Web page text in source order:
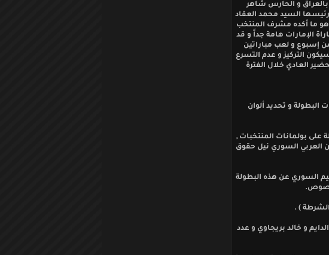
و الحارس شاهر
رئيسها السيد محمد العقاد
هو ما أكده مشرف المنتخب
الإمارات هامة جداً و قد
إسبوع و لعب مباراتين
التركيز و عدم التسرع
العادي خلال الفترة
البطولة و تحديد ألوان
على بولمانات المنتخبات ,
العربي السوري نيل حقوق
ساحة , وسيغيب التحكيم السوري عن هذه البطولة
) .
و خالد بريجاوي و عدد